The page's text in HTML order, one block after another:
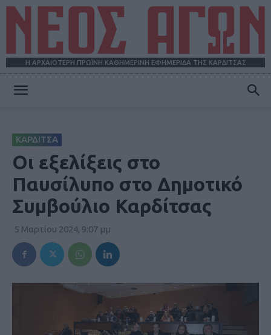
Η ΑΡΧΑΙΟΤΕΡΗ ΠΡΩΪΝΗ ΚΑΘΗΜΕΡΙΝΗ ΕΦΗΜΕΡΙΔΑ ΤΗΣ ΚΑΡΔΙΤΣΑΣ
ΚΑΡΔΙΤΣΑ
Οι εξελίξεις στο
Παυσίλυπο στο Δημοτικό
Συμβούλιο Καρδίτσας
5 Μαρτίου 2024, 9:07 μμ